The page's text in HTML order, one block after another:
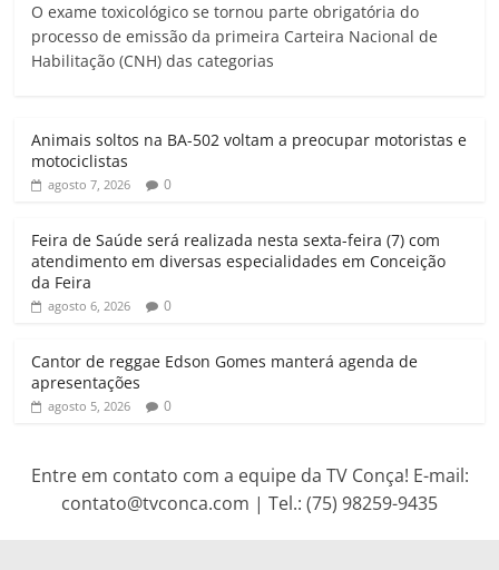
a
t
s
p
c
e
b
k
i
t
t
a
i
l
l
e
m
O exame toxicológico se tornou parte obrigatória do
processo de emissão da primeira Carteira Nacional de
Habilitação (CNH) das categorias
Animais soltos na BA-502 voltam a preocupar motoristas e
motociclistas
agosto 7, 2026 0
Feira de Saúde será realizada nesta sexta-feira (7) com
atendimento em diversas especialidades em Conceição
da Feira
agosto 6, 2026 0
Cantor de reggae Edson Gomes manterá agenda de
apresentações
agosto 5, 2026 0
Entre em contato com a equipe da TV Conça! E-mail:
contato@tvconca.com | Tel.: (75) 98259-9435